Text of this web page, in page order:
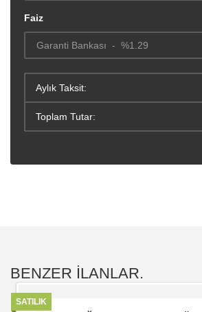
Faiz
Aylık Taksit:
Toplam Tutar:
BENZER İLANLAR.
SATILIK